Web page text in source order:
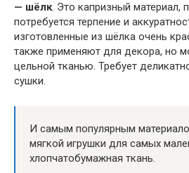
— шёлк. Это капризный материал,
потребуется терпение и
изготовленные из шёлка очень
также применяют для декора, но
цельной тканью. Требует
сушки.
И самым популярным
мягкой игрушки для самых
хлопчатобумажная ткань.